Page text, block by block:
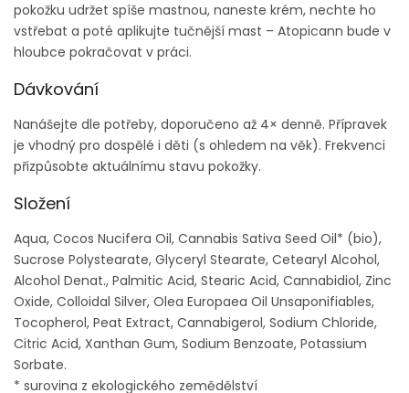
pokožku udržet spíše mastnou, naneste krém, nechte ho
vstřebat a poté aplikujte tučnější mast – Atopicann bude v
hloubce pokračovat v práci.
Dávkování
Nanášejte dle potřeby, doporučeno až 4× denně. Přípravek
je vhodný pro dospělé i děti (s ohledem na věk). Frekvenci
přizpůsobte aktuálnímu stavu pokožky.
Složení
Aqua, Cocos Nucifera Oil, Cannabis Sativa Seed Oil* (bio),
Sucrose Polystearate, Glyceryl Stearate, Cetearyl Alcohol,
Alcohol Denat., Palmitic Acid, Stearic Acid, Cannabidiol, Zinc
Oxide, Colloidal Silver, Olea Europaea Oil Unsaponifiables,
Tocopherol, Peat Extract, Cannabigerol, Sodium Chloride,
Citric Acid, Xanthan Gum, Sodium Benzoate, Potassium
Sorbate.
* surovina z ekologického zemědělství